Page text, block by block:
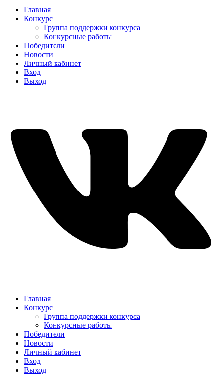
Главная
Конкурс
Группа поддержки конкурса
Конкурсные работы
Победители
Новости
Личный кабинет
Вход
Выход
Главная
Конкурс
Группа поддержки конкурса
Конкурсные работы
Победители
Новости
Личный кабинет
Вход
Выход